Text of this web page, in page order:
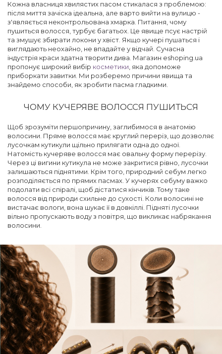
Кожна власниця хвилястих пасом стикалася з проблемою:
після миття зачіска ідеальна, але варто вийти на вулицю -
з'являється неконтрольована хмарка. Питання, чому
пушиться волосся, турбує багатьох. Це явище псує настрій
та змушує збирати локони у хвіст. Якщо кучері пушаться і
виглядають неохайно, не впадайте у відчай. Сучасна
індустрія краси здатна творити дива. Магазин eshoping.ua
пропонує широкий вибір косметики , яка допоможе
приборкати завитки. Ми розберемо причини явища та
знайдемо способи, як зробити пасма гладкими.
ЧОМУ КУЧЕРЯВЕ ВОЛОССЯ ПУШИТЬСЯ
Щоб зрозуміти першопричину, заглибимося в анатомію
волосини. Пряме волосся має круглий переріз, що дозволяє
лусочкам кутикули щільно прилягати одна до одної.
Натомість кучеряве волосся має овальну форму перерізу.
Через ці вигини кутикула не може закритися рівно, лусочки
залишаються піднятими. Крім того, природний себум легко
розподіляється по прямих пасмах. У кучерях себуму важко
подолати всі спіралі, щоб дістатися кінчиків. Тому таке
волосся від природи схильне до сухості. Коли волосині не
вистачає вологи, вона шукає її в довкіллі. Підняті лусочки
вільно пропускають воду з повітря, що викликає набрякання
волосини.